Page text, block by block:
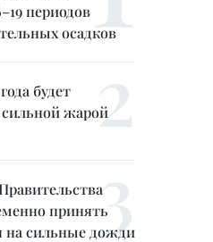
периодов
осадков
будет
сильной жарой
принять
на сильные дожди